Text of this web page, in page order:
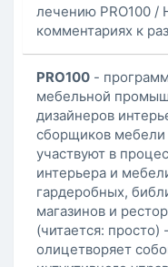
лечению PRO100 /
комментариях к
PRO100 -
мебельной
дизайнеров
сборщиков мебели
участвуют в
интерьера и
гардеробных,
магазинов и
(читается:
олицетворяет